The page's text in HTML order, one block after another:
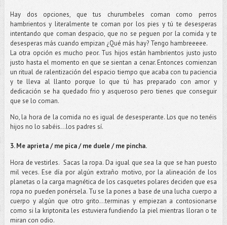
Hay dos opciones, que tus churumbeles coman como perros
hambrientos y literalmente te coman por los pies y tú te desesperas
intentando que coman despacio, que no se peguen por la comida y te
desesperas más cuando empizan ¿Qué más hay? Tengo hambreeeee.
La otra opción es mucho peor. Tus hijos están hambrientos justo justo
justo hasta el momento en que se sientan a cenar. Entonces comienzan
un ritual de ralentización del espacio tiempo que acaba con tu paciencia
y te lleva al llanto porque lo que tú has preparado con amor y
dedicación se ha quedado frio y asqueroso pero tienes que conseguir
que se lo coman.
No, la hora de la comida no es igual de desesperante. Los que no tenéis
hijos no lo sabéis…los padres sí.
3. Me aprieta / me pica / me duele / me pincha.
Hora de vestirles. Sacas la ropa. Da igual que sea la que se han puesto
mil veces. Ese día por algún extraño motivo, por la alineación de los
planetas o la carga magnética de los casquetes polares deciden que esa
ropa no pueden ponérsela. Tu se la pones a base de una lucha cuerpo a
cuerpo y algún que otro grito…terminas y empiezan a contosionarse
como si la kriptonita les estuviera fundiendo la piel mientras lloran o te
miran con odio.